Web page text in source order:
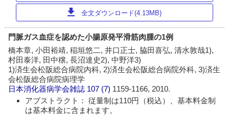
download 全文ダウンロード(4.13MB)
門脈ガス血症を認めた小腸原発平滑筋肉腫の1例
橋本章, 小田裕靖, 稲垣悠二, 井口正士, 脇田喜弘, 清水敦哉1),
村田泰洋, 田中穣, 長沼達史2), 中野洋3)
1)済生会松阪総合病院内科, 2)済生会松阪総合病院外科, 3)済生
会松阪総合病院病理学
日本消化器病学会雑誌 107 (7) 1159-1166, 2010.
アブストラクト： 従量制は110円（税込）、基本料金制
は基本料金に含まれます。